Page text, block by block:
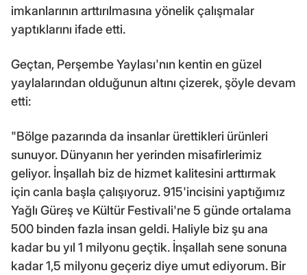
imkanlarının arttırılmasına yönelik çalışmalar
yaptıklarını ifade etti.
Geçtan, Perşembe Yaylası'nın kentin en güzel
yaylalarından olduğunun altını çizerek, şöyle devam
etti:
"Bölge pazarında da insanlar ürettikleri ürünleri
sunuyor. Dünyanın her yerinden misafirlerimiz
geliyor. İnşallah biz de hizmet kalitesini arttırmak
için canla başla çalışıyoruz. 915'incisini yaptığımız
Yağlı Güreş ve Kültür Festivali'ne 5 günde ortalama
500 binden fazla insan geldi. Haliyle biz şu ana
kadar bu yıl 1 milyonu geçtik. İnşallah sene sonuna
kadar 1,5 milyonu geçeriz diye umut ediyorum. Bir